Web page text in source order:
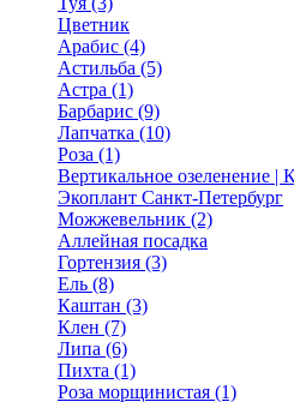
Цветник
Арабис (4)
Астильба (5)
Астра (1)
Барбарис (9)
Лапчатка (10)
Роза (1)
Вертикальное озеленение |
Экоплант Санкт-Петербург
Можжевельник (2)
Аллейная посадка
Гортензия (3)
Ель (8)
Каштан (3)
Клен (7)
Липа (6)
Пихта (1)
Роза морщинистая (1)